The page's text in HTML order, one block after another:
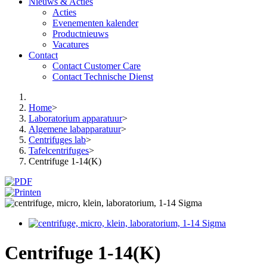
Acties
Evenementen kalender
Productnieuws
Vacatures
Contact
Contact Customer Care
Contact Technische Dienst
Home>
Laboratorium apparatuur>
Algemene labapparatuur>
Centrifuges lab>
Tafelcentrifuges>
Centrifuge 1-14(K)
Centrifuge 1-14(K)